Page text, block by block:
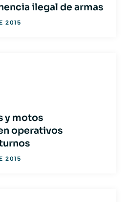
ilegal de armas
2015
y motos
operativos
2015